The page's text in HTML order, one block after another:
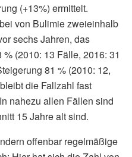
(+13%) ermittelt.
von Bulimie zweieinhalb
sechs Jahren, das
(2010: 13 Fälle, 2016: 31
81 % (2010: 12,
die Fallzahl fast
nahezu allen Fällen sind
15 Jahre alt sind.
offenbar regelmäßige